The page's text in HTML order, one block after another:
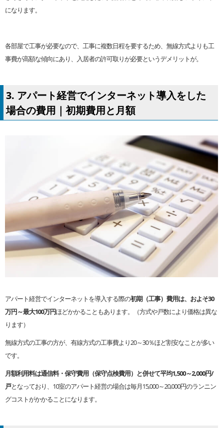
になります。
各部屋で工事が必要なので、工事に複数日程を要するため、無線方式よりも工
事費が高額な傾向にあり、入居者の許可取りが必要というデメリットが。
3. アパート経営でインターネット導入をした
場合の費用｜初期費用と月額
アパート経営でインターネットを導入する際の初期（工事）費用は、およそ30
万円～最大100万円ほどかかることもあります。（方式や戸数により価格は異な
ります）
無線方式の工事の方が、有線方式の工事費より20～30％ほど割安なことが多い
です。
月額利用料は通信料・保守費用（保守点検費用）と併せて平均1,500～2,000円/
戸となっており、10室のアパート経営の場合は毎月15,000～20,000円のランニン
グコストがかかることになります。